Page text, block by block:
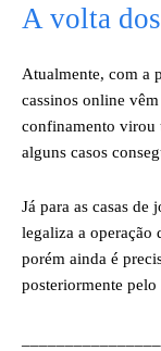
A volta
Atualmente, com a
cassinos online
confinamento virou
alguns casos
Já para as casas
legaliza a operação
porém ainda é
posteriormente pelo